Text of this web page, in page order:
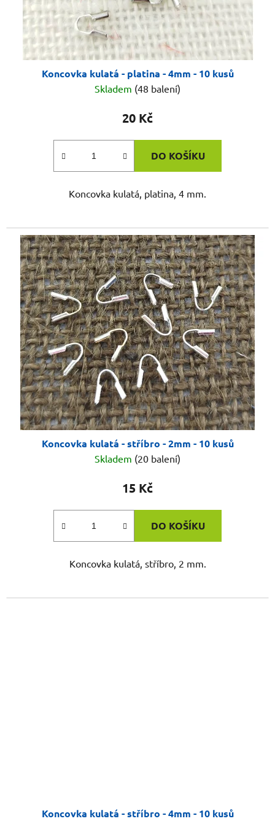
Koncovka kulatá - platina - 4mm - 10 kusů
Skladem (48 balení)
20 Kč
DO KOŠÍKU
Koncovka kulatá, platina, 4 mm.
Koncovka kulatá - stříbro - 2mm - 10 kusů
Skladem (20 balení)
15 Kč
DO KOŠÍKU
Koncovka kulatá, stříbro, 2 mm.
Koncovka kulatá - stříbro - 4mm - 10 kusů